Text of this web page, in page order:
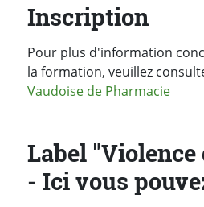
Inscription
Pour plus d'information
la formation, veuillez
Vaudoise de Pharmacie
Label
- Ici vous